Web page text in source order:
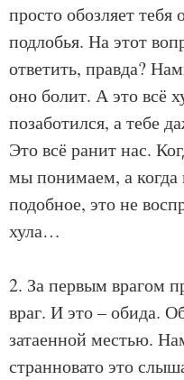
просто обозляет тебя
подлобья. На этот
ответить, правда?
оно болит. А это всё
позаботился, а тебе
Это всё ранит нас.
мы понимаем, а
подобное, это не
хула…
2. За первым врагом
враг. И это – обида.
затаенной местью.
странновато это